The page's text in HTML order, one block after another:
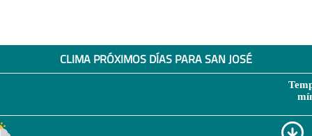
CLIMA PRÓXIMOS DÍAS PARA SAN JOSÉ